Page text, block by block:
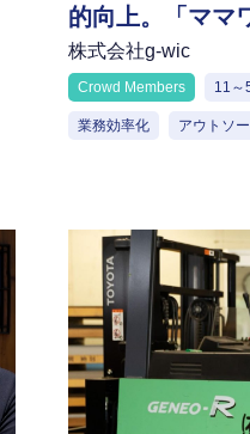
的向上。「ママ
当たりが担える
株式会社g-wic
Crowd Members 11～
業務効率化 アウトソ